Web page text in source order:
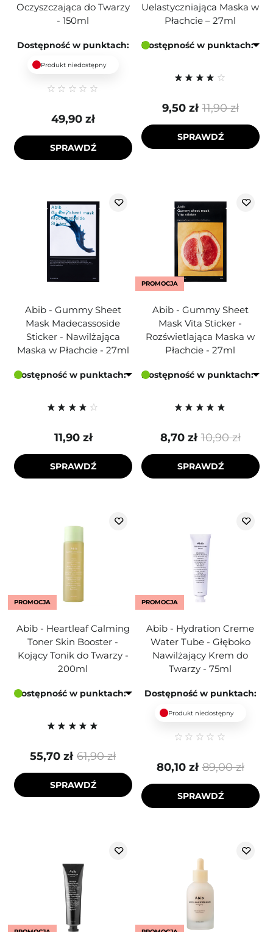
Oczyszczająca do Twarzy
- 150ml
Dostępność w punktach:
Produkt niedostępny
49,90 zł
SPRAWDŹ
Uelastyczniająca Maska w
Płachcie – 27ml
Dostępność w punktach:
11,90 zł
9,50 zł
SPRAWDŹ
Abib - Gummy Sheet
Mask Madecassoside
Sticker - Nawilżająca
Maska w Płachcie - 27ml
Dostępność w punktach:
11,90 zł
SPRAWDŹ
PROMOCJA
Abib - Gummy Sheet
Mask Vita Sticker -
Rozświetlająca Maska w
Płachcie - 27ml
Dostępność w punktach:
10,90 zł
8,70 zł
SPRAWDŹ
PROMOCJA
Abib - Heartleaf Calming
Toner Skin Booster -
Kojący Tonik do Twarzy -
200ml
Dostępność w punktach:
61,90 zł
55,70 zł
SPRAWDŹ
PROMOCJA
Abib - Hydration Creme
Water Tube - Głęboko
Nawilżający Krem do
Twarzy - 75ml
Dostępność w punktach:
Produkt niedostępny
89,00 zł
80,10 zł
SPRAWDŹ